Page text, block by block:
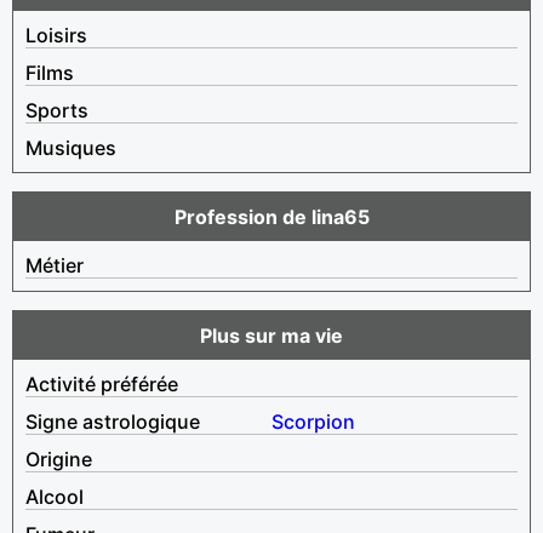
Loisirs
Films
Sports
Musiques
Profession de lina65
Métier
Plus sur ma vie
Activité préférée
Signe astrologique
Scorpion
Origine
Alcool